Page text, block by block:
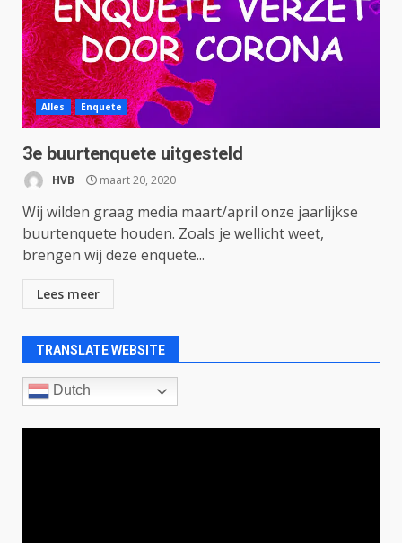
Alles Enquete
3e buurtenquete uitgesteld
HVB maart 20, 2020
Wij wilden graag media maart/april onze jaarlijkse
buurtenquete houden. Zoals je wellicht weet,
brengen wij deze enquete...
Lees meer
TRANSLATE WEBSITE
Dutch